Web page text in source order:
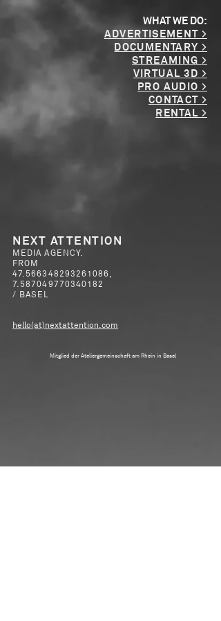
WHAT WE DO:
ADVERTISEMENT >
DOCUMENTARY >
STREAMING >
VIRTUAL 3D >
PRO AUDIO >
CONTACT >
RENTAL >
NEXT ATTENTION
MEDIA AGENCY.
FROM
47.566348293261086 ,
7.587049770340182
/ BASEL
hello(at)nextattention.com
Mitglied der Ateliergemeinschaft am Rhein in Basel